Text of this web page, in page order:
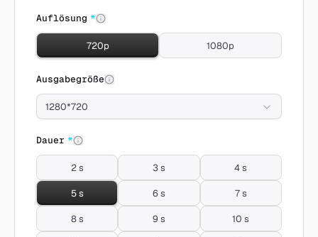
Auflösung *
720p 1080p
Ausgabegröße
1280*720
Dauer *
2 s 3 s 4 s
5 s 6 s 7 s
8 s 9 s 10 s